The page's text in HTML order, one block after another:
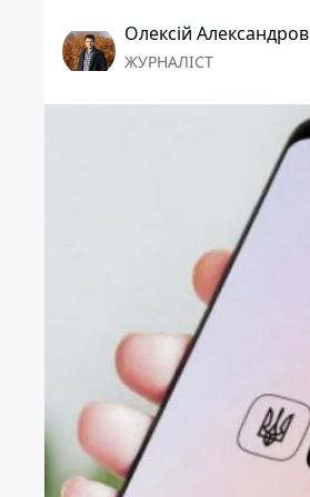
Олексій Александров
ЖУРНАЛІСТ